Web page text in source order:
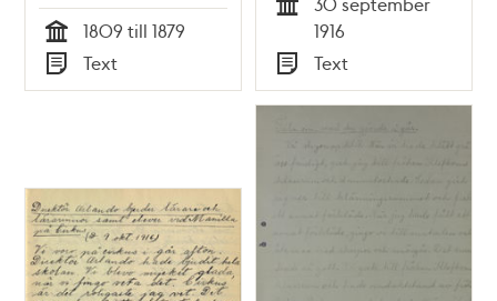
Tid
1809 till 1879
Typ
Text
1916
Typ
Text